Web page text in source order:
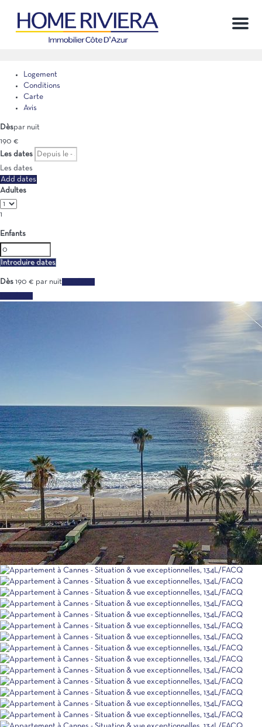
Menu
Logement
Conditions
Carte
Avis
Dèspar nuit
190 €
Les dates
Les dates
Add dates
Adultes
1
Enfants
Introduire dates
Dès 190 € par nuit